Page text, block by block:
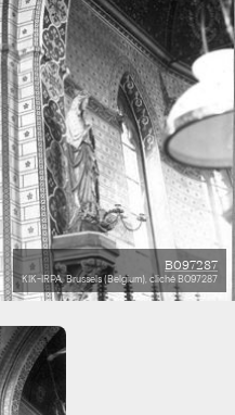
B097287
KIK-IRPA, Brussels (Belgium), cliché B097287